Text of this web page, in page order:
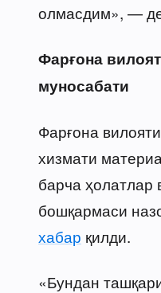
олмасдим», —
Фарғона
муносабати
Фарғона
хизмати
барча ҳолатлар
бошқармаси
хабар қилди.
«Бундан